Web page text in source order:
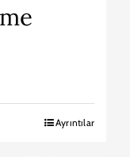
Ayrıntılar